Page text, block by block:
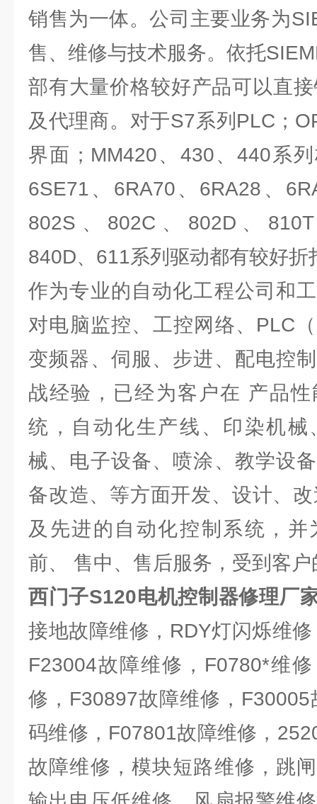
销售为一体。公司主要业务为
售、维修与技术服务。依托
部有大量价格较好产品可以直
及代理商。对于S7系列PLC；
界面；MM420、430、440系
6SE71、6RA70、6RA28、
802S、802C、802D、
840D、611系列驱动都有较好折
作为专业的自动化工程公司和
对电脑监控、工控网络、PLC
变频器、伺服、步进、配电控
战经验，已经为客户在 产品
统，自动化生产线、印染机械
械、电子设备、喷涂、教学设
备改造、等方面开发、设计、
及先进的自动化控制系统，
前、 售中、售后服务，受到客
西门子S120电机控制器修理厂
接地故障维修，RDY灯闪烁维
F23004故障维修，F0780*维
修，F30897故障维修，
码维修，F07801故障维修，
故障维修，模块短路维修，跳